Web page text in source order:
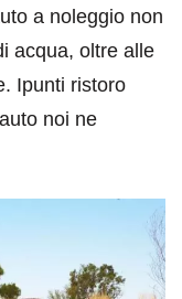
a noleggio non
acqua, oltre alle
Ipunti ristoro
noi ne